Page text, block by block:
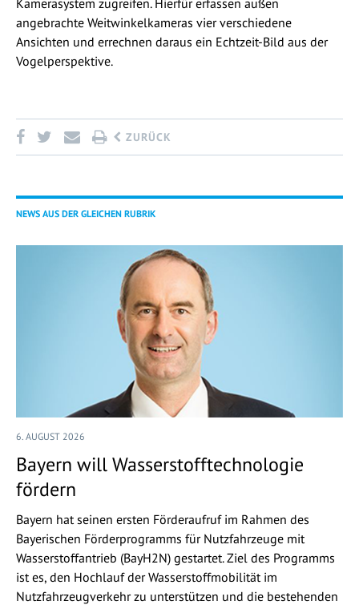
angebrachte Weitwinkelkameras vier verschiedene
Ansichten und errechnen daraus ein Echtzeit-Bild aus der
Vogelperspektive.
ZURÜCK
NEWS AUS DER GLEICHEN RUBRIK
6. AUGUST 2026
Bayern will Wasserstofftechnologie
fördern
Bayern hat seinen ersten Förderaufruf im Rahmen des
Bayerischen Förderprogramms für Nutzfahrzeuge mit
Wasserstoffantrieb (BayH2N) gestartet. Ziel des Programms
ist es, den Hochlauf der Wasserstoffmobilität im
Nutzfahrzeugverkehr zu unterstützen und die bestehenden